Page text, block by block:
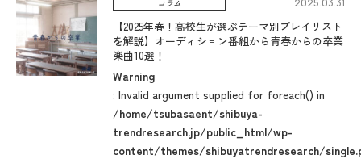
コラム 2025.03.31
【2025年春！高校生が選ぶテーマ別プレイリスト
を解説】オーディション番組から青春からの卒業
楽曲10選！
Warning
: Invalid argument supplied for foreach() in
/home/tsubasaent/shibuya-
trendresearch.jp/public_html/wp-
content/themes/shibuyatrendresearch/